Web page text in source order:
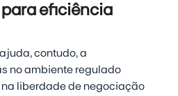
eficiência
contudo, a
no ambiente regulado
liberdade de negociação